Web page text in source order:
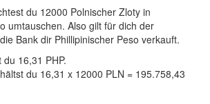
du 12000 Polnischer Zloty in
umtauschen. Also gilt für dich der
Bank dir Phillipinischer Peso verkauft.
16,31 PHP.
du 16,31 x 12000 PLN = 195.758,43